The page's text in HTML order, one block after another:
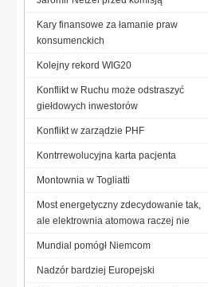
Kary finansowe za łamanie praw
konsumenckich
Kolejny rekord WIG20
Konflikt w Ruchu może odstraszyć
giełdowych inwestorów
Konflikt w zarządzie PHF
Kontrrewolucyjna karta pacjenta
Montownia w Togliatti
Most energetyczny zdecydowanie tak,
ale elektrownia atomowa raczej nie
Mundial pomógł Niemcom
Nadzór bardziej Europejski